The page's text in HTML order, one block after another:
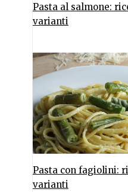
Pasta al salmone:
varianti
Pasta con fagiolini:
varianti